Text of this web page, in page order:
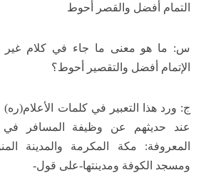
التمام أفضل والقصر أحوط
س: ما هو معنى ما جاء في كلام غير
الإتمام أفضل والتقصير أحوط؟
ج: ورد هذا التعبير في كلمات
عند حديثهم عن وظيفة المسافر في
المعروفة: مكة المكرمة والمدينة
ومسجد الكوفة ومدينتها-على قول-